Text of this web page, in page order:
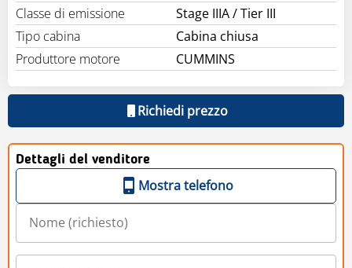
Classe di emissione
Stage IIIA / Tier III
Tipo cabina
Cabina chiusa
Produttore motore
CUMMINS
Richiedi prezzo
Dettagli del venditore
Mostra telefono